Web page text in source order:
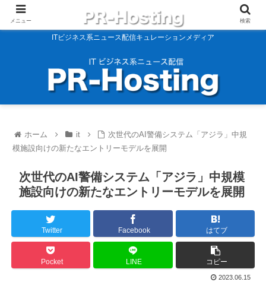
ITビジネス系ニュース配信キュレーションメディア
ホーム it
次世代のAI警備システム「アジラ」中規
模施設向けの新たなエントリーモデルを展開
次世代のAI警備システム「アジラ」中規模
施設向けの新たなエントリーモデルを展開
Twitter Facebook はてブ
Pocket LINE コピー
2023.06.15
メニュー 検索